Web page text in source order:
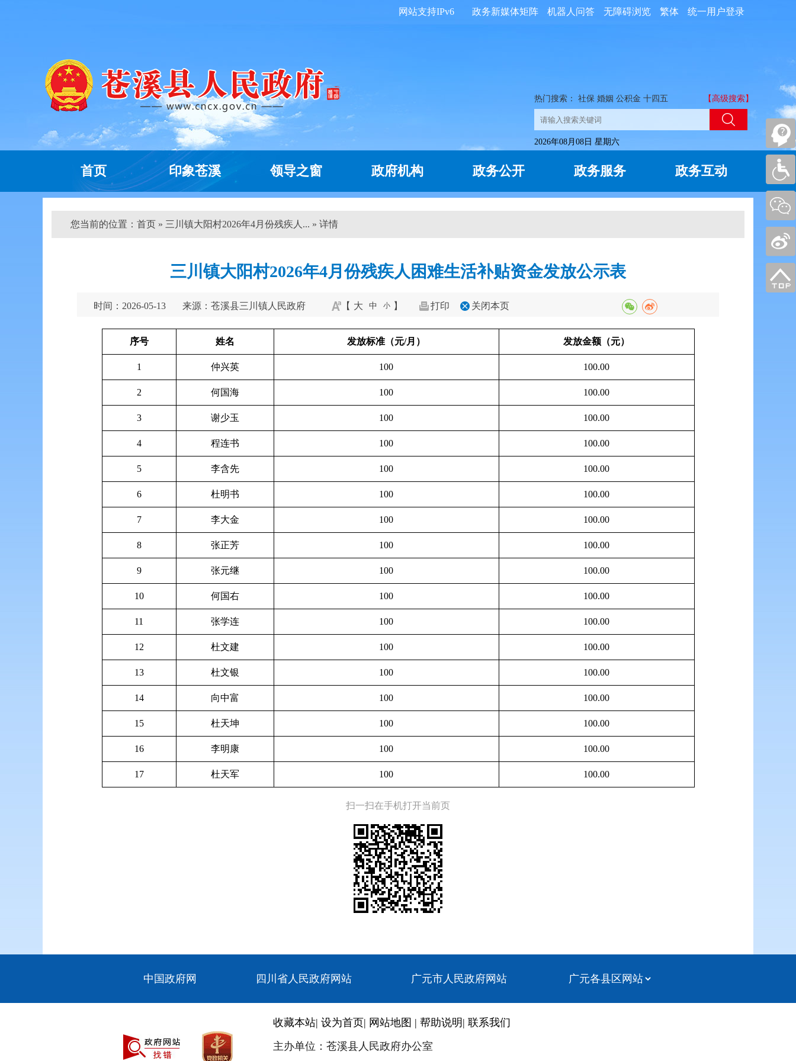
统一用户登录
繁体
无障碍浏览
机器人问答
政务新媒体矩阵
网站支持IPv6
热门搜索： 社保 婚姻 公积金 十四五 【高级搜索】
2026年08月08日 星期六
首页 印象苍溪 领导之窗 政府机构 政务公开 政务服务 政务互动
您当前的位置： 首页 » 三川镇大阳村2026年4月份残疾人... » 详情
三川镇大阳村2026年4月份残疾人困难生活补贴资金发放公示表
时间：2026-05-13 来源：苍溪县三川镇人民政府 【 大 中 小 】 打印 关闭本页
序号 姓名 发放标准（元/月） 发放金额（元）
1 仲兴英 100 100.00
2 何国海 100 100.00
3 谢少玉 100 100.00
4 程连书 100 100.00
5 李含先 100 100.00
6 杜明书 100 100.00
7 李大金 100 100.00
8 张正芳 100 100.00
9 张元继 100 100.00
10 何国右 100 100.00
11 张学连 100 100.00
12 杜文建 100 100.00
13 杜文银 100 100.00
14 向中富 100 100.00
15 杜天坤 100 100.00
16 李明康 100 100.00
17 杜天军 100 100.00
扫一扫在手机打开当前页
中国政府网 四川省人民政府网站 广元市人民政府网站
收藏本站| 设为首页| 网站地图 | 帮助说明 | 联系我们
主办单位：苍溪县人民政府办公室